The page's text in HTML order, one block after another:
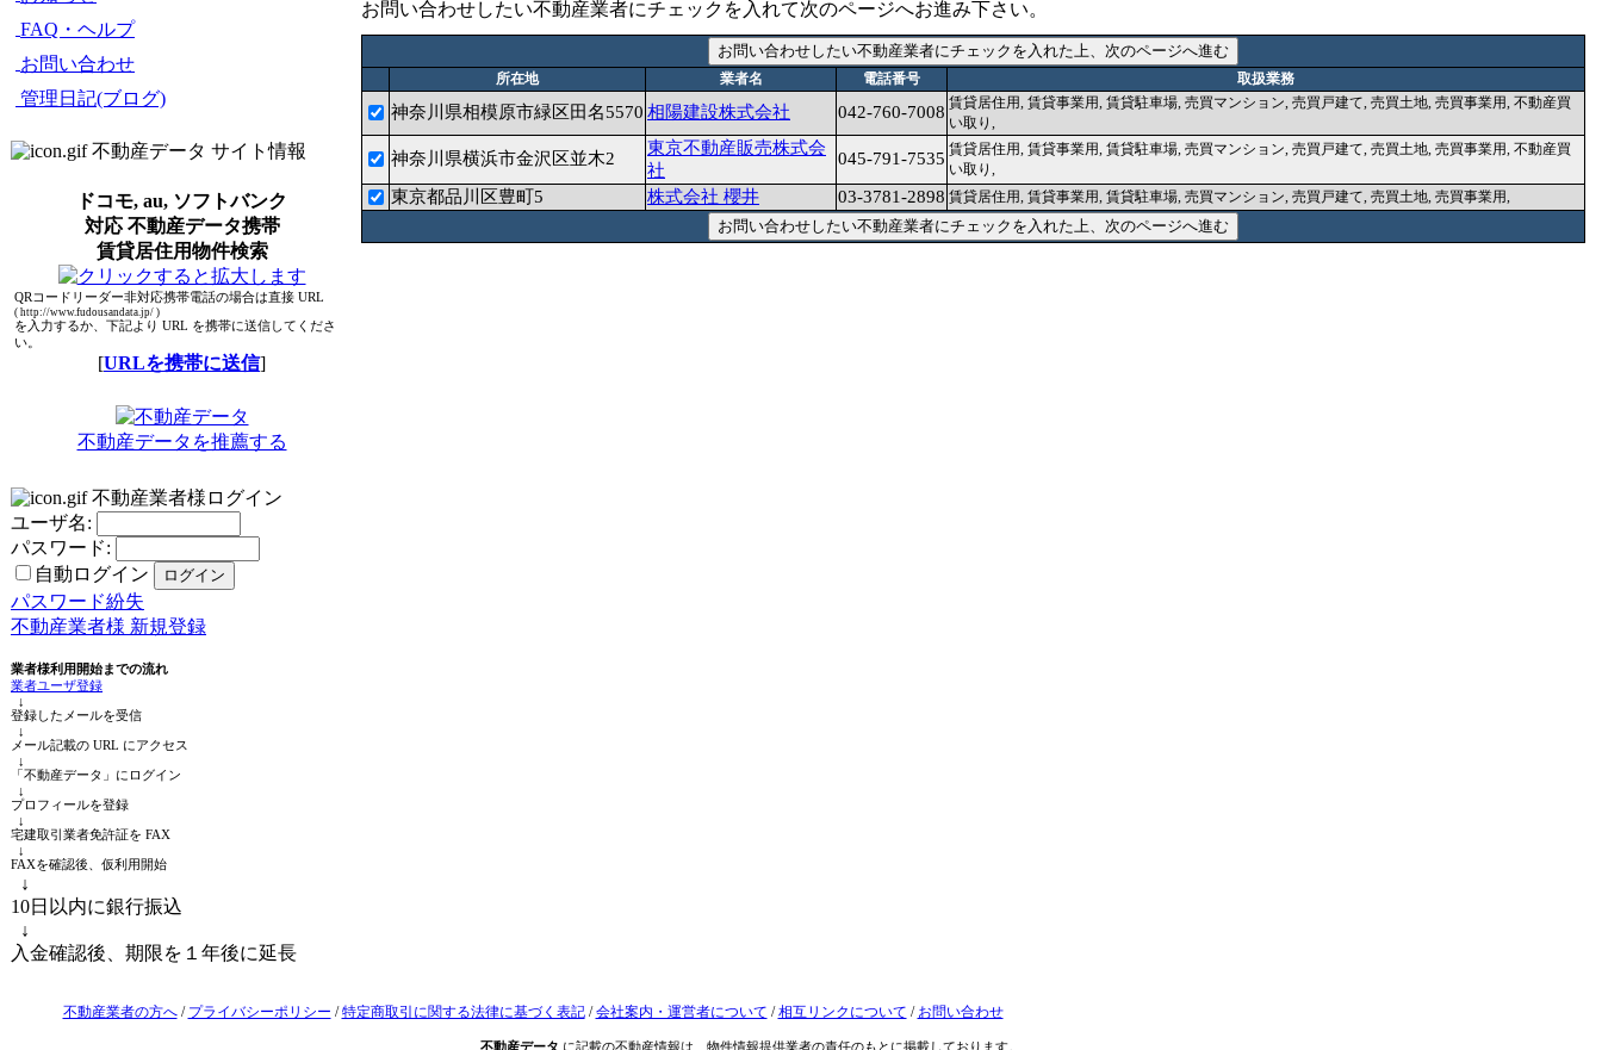
FAQ・ヘルプ
お問い合わせ
管理日記(ブログ)
不動産データ サイト情報
ドコモ, au, ソフトバンク
対応 不動産データ携帯
賃貸居住用物件検索
QRコードリーダー非対応携帯電話の場合は直接 URL
( http://www.fudousandata.jp/ )
を入力するか、下記より URL を携帯に送信してくださ
い。
[URLを携帯に送信]
不動産データを推薦する
不動産業者様ログイン
ユーザ名:
パスワード:
自動ログイン
パスワード紛失
不動産業者様 新規登録
業者様利用開始までの流れ
業者ユーザ登録
↓
登録したメールを受信
↓
メール記載の URL にアクセス
↓
「不動産データ」にログイン
↓
プロフィールを登録
↓
宅建取引業者免許証を FAX
↓
FAXを確認後、仮利用開始
↓
10日以内に銀行振込
↓
入金確認後、期限を１年後に延長
お問い合わせしたい不動産業者にチェックを入れて次のページへお進み下さい。
所在地 業者名 電話番号 取扱業務
神奈川県相模原市緑区田名5570 相陽建設株式会社 042-760-7008 賃貸居住用, 賃貸事業用, 賃貸駐車場, 売買マンション, 売買戸建て, 売買土地, 売買事業用, 不動産買
い取り,
神奈川県横浜市金沢区並木2
東京不動産販売株式会
社
045-791-7535 賃貸居住用, 賃貸事業用, 賃貸駐車場, 売買マンション, 売買戸建て, 売買土地, 売買事業用, 不動産買
い取り,
東京都品川区豊町5 株式会社 櫻井 03-3781-2898 賃貸居住用, 賃貸事業用, 賃貸駐車場, 売買マンション, 売買戸建て, 売買土地, 売買事業用,
不動産業者の方へ/ プライバシーポリシー /特定商取引に関する法律に基づく表記/会社案内・運営者について /相互リンクについて / お問い合わせ
不動産データ に記載の不動産情報は、物件情報提供業者の責任のもとに掲載しております。